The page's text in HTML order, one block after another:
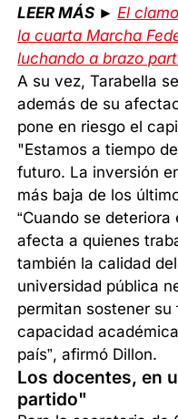
LEER MÁS ► El
la cuarta Marcha
luchando a brazo
A su vez, Tarabella
además de su
pone en riesgo el
"Estamos a tiempo
futuro. La inversión
más baja de los
“Cuando se
afecta a quienes
también la calidad
universidad pública
permitan sostener
capacidad
país”, afirmó Dillon.
Los docentes, en
partido"